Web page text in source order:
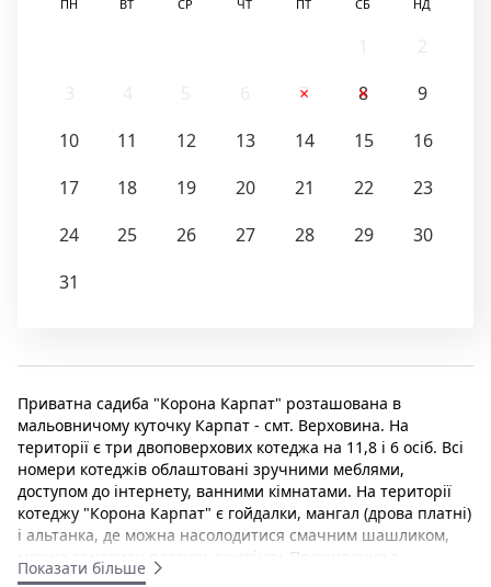
ПН ВТ СР ЧТ ПТ СБ НД
7 8
9
10
11 12 13 14 15
16
17
18 19 20 21 22
23
24
25 26 27 28 29
30
31
Приватна садиба "Корона Карпат" розташована в
мальовничому куточку Карпат - смт. Верховина. На
території є три двоповерхових котеджа на 11,8 і 6 осіб. Всі
номери котеджів облаштовані зручними меблями,
доступом до інтернету, ванними кімнатами. На території
котеджу "Корона Карпат" є гойдалки, мангал (дрова платні)
і альтанка, де можна насолодитися смачним шашликом,
можна замовити послуги джипінгу. Проживання з
тваринами узгоджувати при кожному бронюванні. Послуги
Показати більше